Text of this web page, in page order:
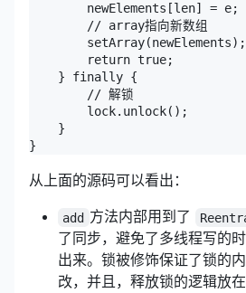
        newElements[len] = e;
        // array指向新数组
        setArray(newElements);
        return true;
    } finally {
        // 解锁
        lock.unlock();
    }
}
从上面的源码可以看出：
add 方法内部用到了
了同步，避免了多线程写的
出来。锁被修饰保证了锁的
改，并且，释放锁的逻辑放在